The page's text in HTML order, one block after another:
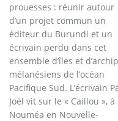
prouesses : réunir autour
d’un projet commun un
éditeur du Burundi et un
écrivain perdu dans cet
ensemble d’îles et
mélanésiens de l’océan
Pacifique Sud. L’écrivain
Joël vit sur le « Caillou », à
Nouméa en Nouvelle-